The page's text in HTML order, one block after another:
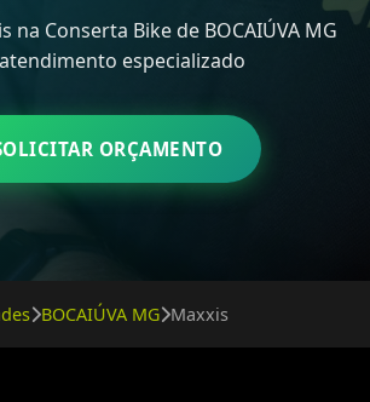
na Conserta Bike de BOCAIÚVA MG
especializado
ORÇAMENTO
BOCAIÚVA MG Maxxis